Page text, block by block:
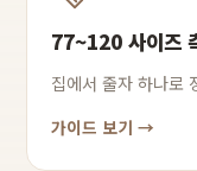
77~120 사이즈
집에서 줄자 하나로
가이드 보기 →